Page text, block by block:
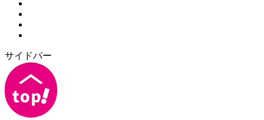
サイドバー